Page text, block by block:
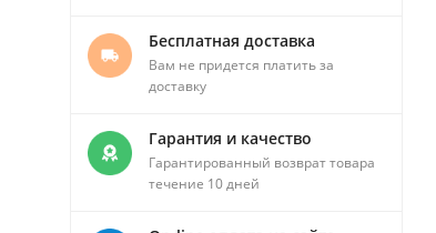
Бесплатная доставка
Вам не придется платить за
доставку
Гарантия и качество
Гарантированный возврат товара
течение 10 дней